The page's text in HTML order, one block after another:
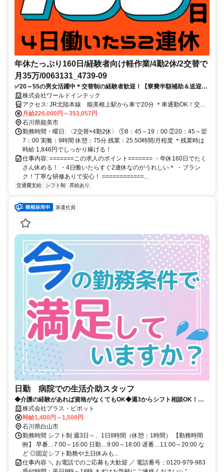
年休たっぷり160日/経験者向け軽作業/4勤2休/2交替で
月35万/0063131_4739-09
✅20～55の男女活躍中＊交替制の経験者歓迎！【寮費半額補助＆送迎無
料送あり】履歴書ナシで応募OK
株式会社ワールドインテック
アクセス: JR北陸本線 能美根上駅から車で20分 ＊車通勤OK！交通
費規定支給 ＊無料送迎バスあり 金沢市/野々市市/白山市/能美市/小松
市 などの近隣エリアから通勤している方もいます。
月給226,000円～353,057円
石川県能美市
勤務時間・曜日: 〈2交替×4勤2休〉 ①8：45～19：00 ②20：45～翌
7：00 実働：9時間 休憩：75分 残業：25.50時間/月程度 ＊残業時は
時給 1,846円でしっかり稼げる！
仕事内容: =======この求人のポイント======= ・​年休160日でたく
さん休める！ ・4日働いたらすぐ2連休なのがうれしい＊ ・ブラン
ク！丁寧な研修ありで安心！ ============...
交通費支給 シフト制 昇給あり
派遣社員
日勤 病院での生活介助スタッフ
◆介護の経験があれば資格がなくてもOK◆週3からシフト相談OK！プ
ラス・ピボット独自の福利厚生が多数✨
株式会社プラス・ピボット
時給1,400円～1,500円
石川県白山市
勤務時間 シフト制 週3日～、1日8時間（休憩：1時間） 【勤務時間
例】 早番…7:00～16:00 日勤…9:00～18:00 遅番…11:00～20:00 な
ど ◎固定シフト勤務や土日休みも...
仕事内容 ＼ お電話でのご応募も大歓迎 ／ 電話番号：0120-979-983